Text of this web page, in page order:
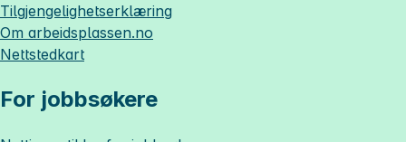
Tilgjengelighetserklæring
Om arbeidsplassen.no
Nettstedkart
For jobbsøkere